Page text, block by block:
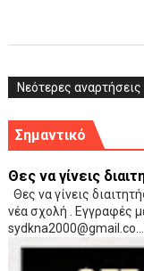
Νεότερες αναρτήσεις
Σημαντικό
Θες να γίνεις
Θες να γίνεις
νέα σχολή . Εγγραφές
sydkna2000@gmail.co...